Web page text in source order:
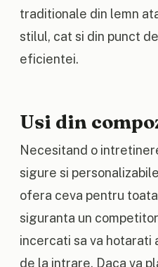
traditionale din lemn
stilul, cat si din punct
eficientei.
Usi din
Necesitand o
sigure si
ofera ceva pentru
siguranta un
incercati sa va hotarati
de la intrare. Daca va